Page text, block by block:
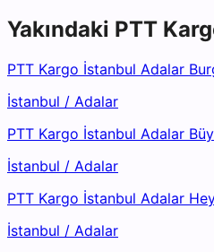
Yakındaki PTT
PTT Kargo İstanbul Adalar
İstanbul / Adalar
PTT Kargo İstanbul Adalar
İstanbul / Adalar
PTT Kargo İstanbul Adalar
İstanbul / Adalar